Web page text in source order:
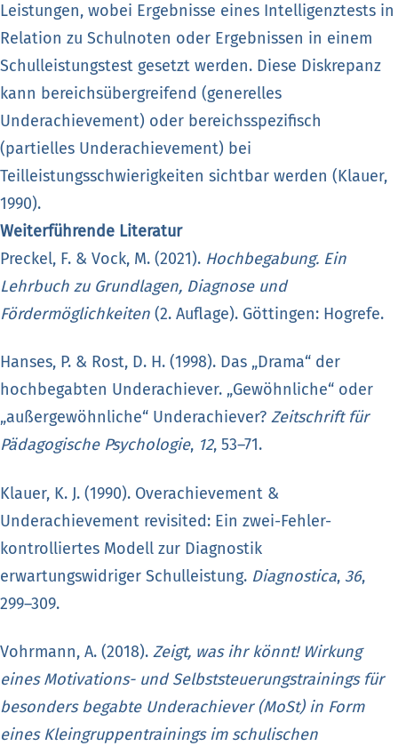
Leistungen, wobei Ergebnisse eines Intelligenztests in
Relation zu Schulnoten oder Ergebnissen in einem
Schulleistungstest gesetzt werden. Diese Diskrepanz
kann bereichsübergreifend (generelles
Underachievement) oder bereichsspezifisch
(partielles Underachievement) bei
Teilleistungsschwierigkeiten sichtbar werden (Klauer,
1990).
Weiterführende Literatur
Preckel, F. & Vock, M. (2021). Hochbegabung. Ein
Lehrbuch zu Grundlagen, Diagnose und
Fördermöglichkeiten (2. Auflage). Göttingen: Hogrefe.
Hanses, P. & Rost, D. H. (1998). Das „Drama“ der
hochbegabten Underachiever. „Gewöhnliche“ oder
„außergewöhnliche“ Underachiever? Zeitschrift für
Pädagogische Psychologie, 12, 53–71.
Klauer, K. J. (1990). Overachievement &
Underachievement revisited: Ein zwei-Fehler-
kontrolliertes Modell zur Diagnostik
erwartungswidriger Schulleistung. Diagnostica, 36,
299–309.
Vohrmann, A. (2018). Zeigt, was ihr könnt! Wirkung
eines Motivations- und Selbststeuerungstrainings für
besonders begabte Underachiever (MoSt) in Form
eines Kleingruppentrainings im schulischen